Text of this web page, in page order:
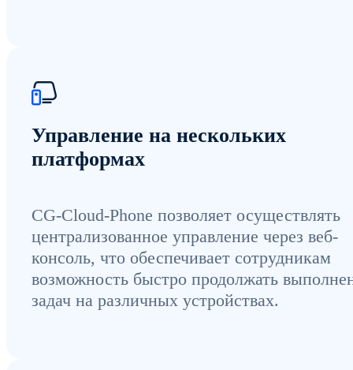
Управление на нескольких
платформах
CG-Cloud-Phone позволяет осуществлять
централизованное управление через веб-
консоль, что обеспечивает сотрудникам
возможность быстро продолжать
задач на различных устройствах.